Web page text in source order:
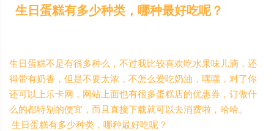
生日蛋糕有多少种类，哪种最好吃呢？
生日蛋糕不是有很多种么，不过我比较喜欢吃水果味儿滴，还
得带有奶香，但是不要太浓，不怎么爱吃奶油，嘿嘿，对了你
还可以上乐卡网，网站上面也有很多蛋糕店的优惠券，订做什
么的都特别的便宜，而且直接下载就可以去消费啦，哈哈。
生日蛋糕有多少种类，哪种最好吃呢？